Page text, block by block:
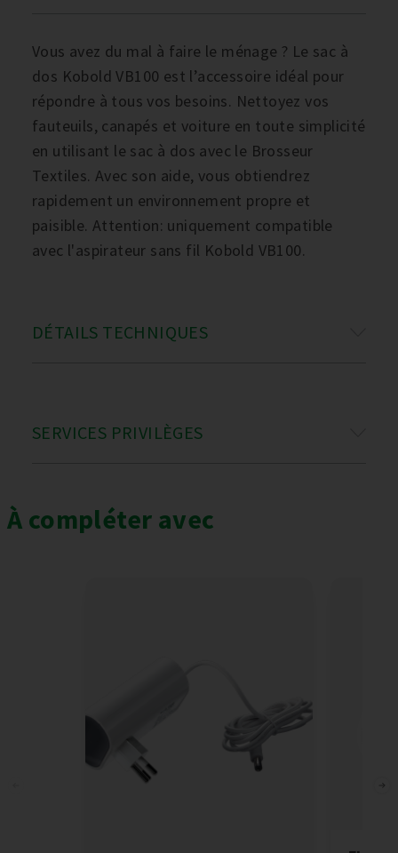
Vous avez du mal à faire le ménage ? Le sac à
dos Kobold VB100 est l’accessoire idéal pour
répondre à tous vos besoins. Nettoyez vos
fauteuils, canapés et voiture en toute simplicité
en utilisant le sac à dos avec le Brosseur
Textiles. Avec son aide, vous obtiendrez
rapidement un environnement propre et
paisible. Attention: uniquement compatible
avec l'aspirateur sans fil Kobold VB100.
DÉTAILS TECHNIQUES
SERVICES PRIVILÈGES
À compléter avec